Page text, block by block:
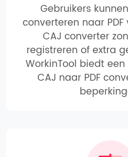
Gebruikers
converteren naar
CAJ converter
registreren of extra
WorkinTool biedt
CAJ naar PDF